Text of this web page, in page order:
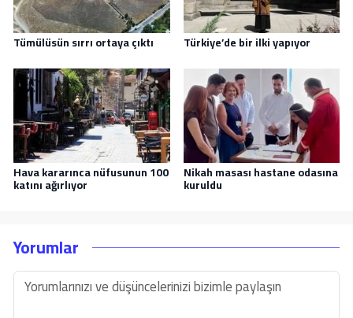
Tümülüsün sırrı ortaya çıktı Türkiye’de bir ilki yapıyor
Hava kararınca nüfusunun 100
katını ağırlıyor
Nikah masası hastane odasına
kuruldu
Yorumlar